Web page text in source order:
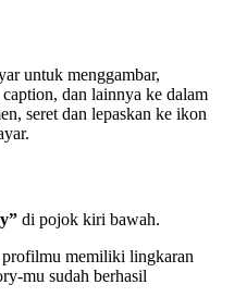
untuk menggambar,
dan lainnya ke dalam
seret dan lepaskan ke ikon
di pojok kiri bawah.
profilmu memiliki lingkaran
mu sudah berhasil